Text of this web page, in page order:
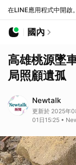
在LINE應用程式中開啟。
國內
高雄桃源墜
局照顧遺孤
Newtalk
更新於 2025年
01日15:25 •